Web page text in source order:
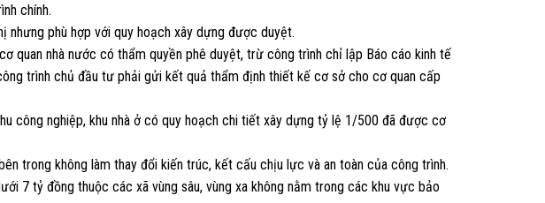
chính.
nhưng phù hợp với quy hoạch xây dựng được duyệt.
quan nhà nước có thẩm quyền phê duyệt, trừ công trình chỉ lập Báo cáo kinh tế
trình chủ đầu tư phải gửi kết quả thẩm định thiết kế cơ sở cho cơ quan cấp
công nghiệp, khu nhà ở có quy hoạch chi tiết xây dựng tỷ lệ 1/500 đã được cơ
trong không làm thay đổi kiến trúc, kết cấu chịu lực và an toàn của công trình.
7 tỷ đồng thuộc các xã vùng sâu, vùng xa không nằm trong các khu vực bảo